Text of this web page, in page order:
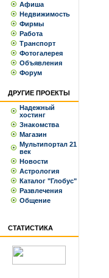
Афиша
Недвижимость
Фирмы
Работа
Транспорт
Фотогалерея
Объявления
Форум
ДРУГИЕ ПРОЕКТЫ
Надежный
хостинг
Знакомства
Магазин
Мультипортал 21
век
Новости
Астрология
Каталог "Глобус"
Развлечения
Общение
СТАТИСТИКА